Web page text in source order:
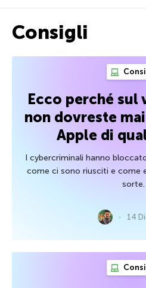
Consigli
Ecco perché sul
non dovreste
Apple di
I cybercriminali hanno
come ci sono riusciti e come
sorte.
14